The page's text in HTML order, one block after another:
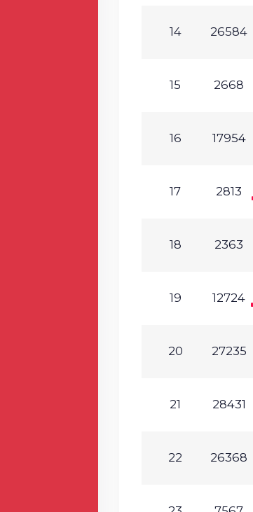
14 26584
15 2668
16 17954
17 2813
18 2363
19 12724
20 27235
21 28431
22 26368